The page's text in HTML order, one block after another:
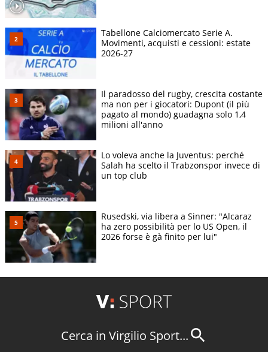
Tabellone Calciomercato Serie A.
Movimenti, acquisti e cessioni: estate
2026-27
Il paradosso del rugby, crescita costante
ma non per i giocatori: Dupont (il più
pagato al mondo) guadagna solo 1,4
milioni all'anno
Lo voleva anche la Juventus: perché
Salah ha scelto il Trabzonspor invece di
un top club
Rusedski, via libera a Sinner: "Alcaraz
ha zero possibilità per lo US Open, il
2026 forse è gà finito per lui"
Cerca in Virgilio Sport...